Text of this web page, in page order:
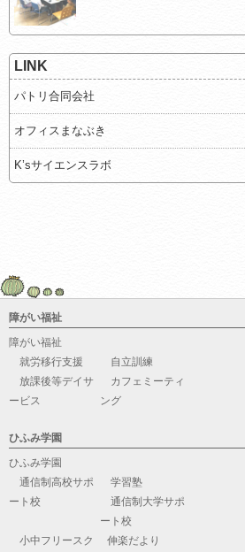
LINK
パトリ合同会社
オフィスまなぶき
K’sサイエンスラボ
障がい福祉
障がい福祉
就労移行支援
自立訓練
放課後等デイサ
ービス
カフェミーティ
ング
ひふみ学園
ひふみ学園
通信制高校サポ
ート校
学習塾
通信制大学サポ
ート校
小中フリースク
伸楽だより